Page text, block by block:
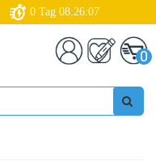
0 Tag 08:26:06
0